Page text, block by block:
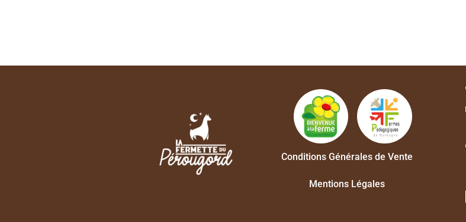
Conditions Générales de Vente
Mentions Légales